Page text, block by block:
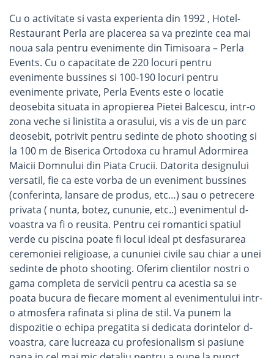
Cu o activitate si vasta experienta din 1992 , Hotel-
Restaurant Perla are placerea sa va prezinte cea mai
noua sala pentru evenimente din Timisoara – Perla
Events. Cu o capacitate de 220 locuri pentru
evenimente bussines si 100-190 locuri pentru
evenimente private, Perla Events este o locatie
deosebita situata in apropierea Pietei Balcescu, intr-o
zona veche si linistita a orasului, vis a vis de un parc
deosebit, potrivit pentru sedinte de photo shooting si
la 100 m de Biserica Ortodoxa cu hramul Adormirea
Maicii Domnului din Piata Crucii. Datorita designului
versatil, fie ca este vorba de un eveniment bussines
(conferinta, lansare de produs, etc…) sau o petrecere
privata ( nunta, botez, cununie, etc..) evenimentul d-
voastra va fi o reusita. Pentru cei romantici spatiul
verde cu piscina poate fi locul ideal pt desfasurarea
ceremoniei religioase, a cununiei civile sau chiar a unei
sedinte de photo shooting. Oferim clientilor nostri o
gama completa de servicii pentru ca acestia sa se
poata bucura de fiecare moment al evenimentului intr-
o atmosfera rafinata si plina de stil. Va punem la
dispozitie o echipa pregatita si dedicata dorintelor d-
voastra, care lucreaza cu profesionalism si pasiune